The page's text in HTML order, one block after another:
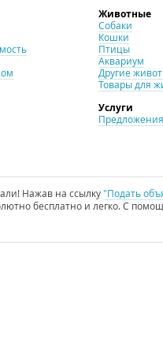
Животные
Собаки
Кошки
Птицы
Аквариум
Другие
Товары для
Услуги
Предложения
Нажав на ссылку"Подать
бесплатно и легко. С